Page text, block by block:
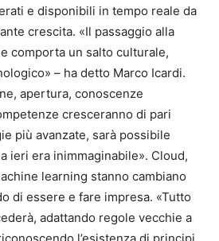
e disponibili in tempo reale da
crescita. «Il passaggio alla
comporta un salto culturale,
– ha detto Marco Icardi.
apertura, conoscenze
cresceranno di pari
più avanzate, sarà possibile
ieri era inimmaginabile». Cloud,
learning stanno cambiano
di essere e fare impresa. «Tutto
adattando regole vecchie a